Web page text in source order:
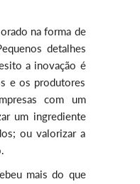
na forma de
detalhes
a inovação é
e os produtores
com um
um ingrediente
ou valorizar a
mais do que